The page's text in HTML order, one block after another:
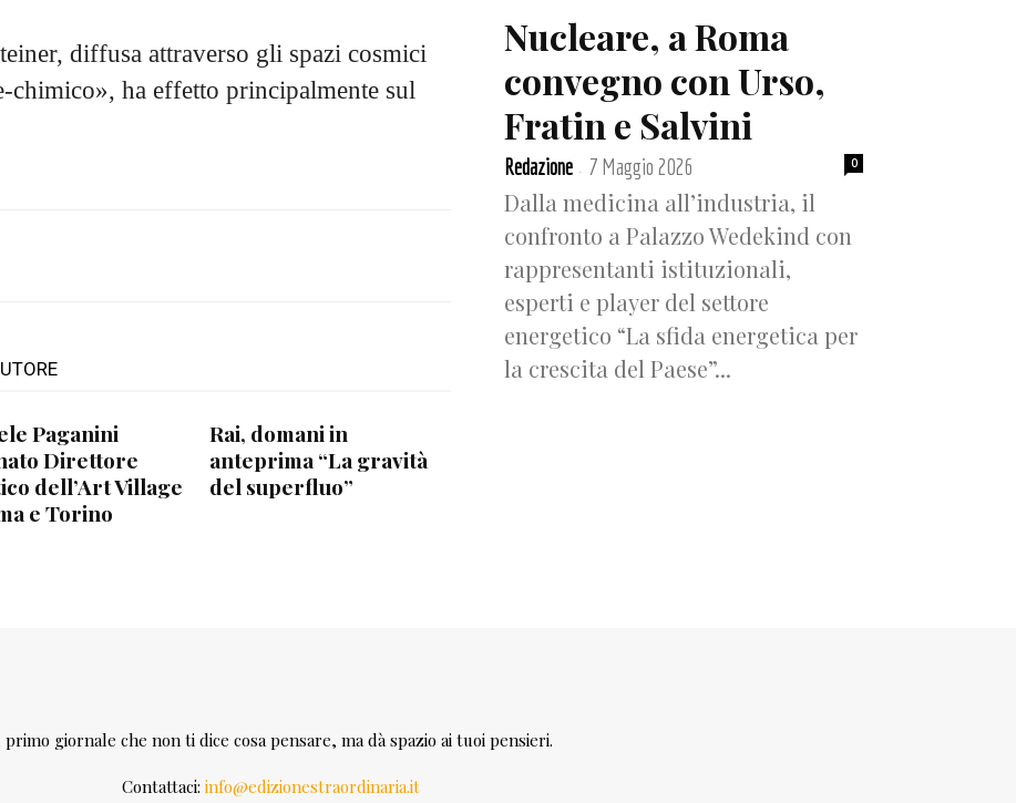
diffusa attraverso gli spazi cosmici
chimico», ha effetto principalmente sul
Paganini
Direttore
dell’Art Village
e Torino
Rai, domani in
anteprima “La gravità
del superfluo”
Nucleare, a Roma
convegno con Urso,
Fratin e Salvini
Redazione - 7 Maggio 2026 0
Dalla medicina all’industria, il
confronto a Palazzo Wedekind con
rappresentanti istituzionali,
esperti e player del settore
energetico “La sfida energetica per
la crescita del Paese”...
giornale che non ti dice cosa pensare, ma dà spazio ai tuoi pensieri.
Contattaci:info@edizionestraordinaria.it